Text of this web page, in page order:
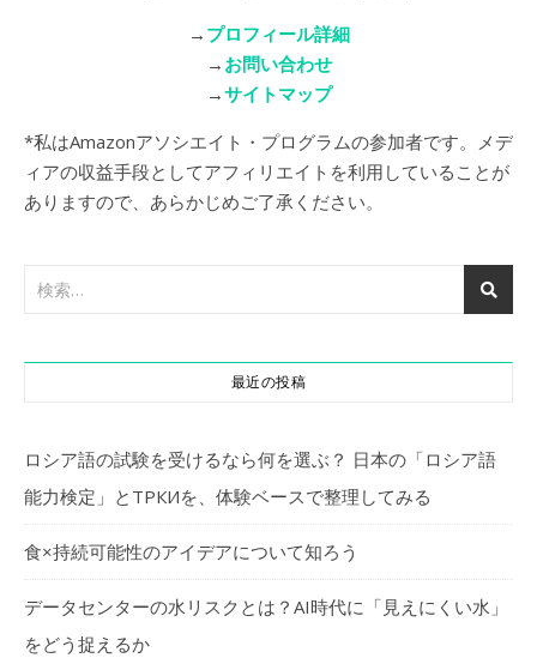
→ プロフィール詳細
→ お問い合わせ
→サイトマップ
*私はAmazonアソシエイト・プログラムの参加者です。メデ
ィアの収益手段としてアフィリエイトを利用していることが
ありますので、あらかじめご了承ください。
最近の投稿
ロシア語の試験を受けるなら何を選ぶ？ 日本の「ロシア語
能力検定」とТРКИを、体験ベースで整理してみる
食×持続可能性のアイデアについて知ろう
データセンターの水リスクとは？AI時代に「見えにくい水」
をどう捉えるか